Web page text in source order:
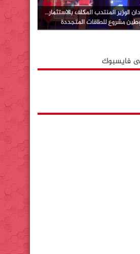
الوزير المنتدب المكلف بالاستثمار…
مشروع للطاقات المتجددة
فايسبوك